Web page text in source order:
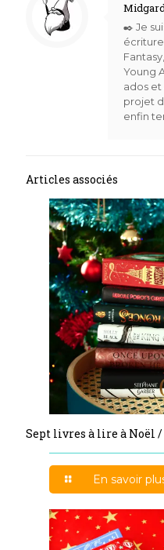
✒️ Je
Young
ados
projet
enfin
Articles associés
Sept livres à lire à Noël
En savoir